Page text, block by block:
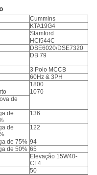
Cummins
KTA19G4
Stamford
HCI544C
DSE6020/DSE7320
DB 79
3 Polo MCCB
60Hz & 3PH
1800
1070
de
de
136
de
122
de 75% 94
de 50% 65
Elevação 15W40-
CF4
50